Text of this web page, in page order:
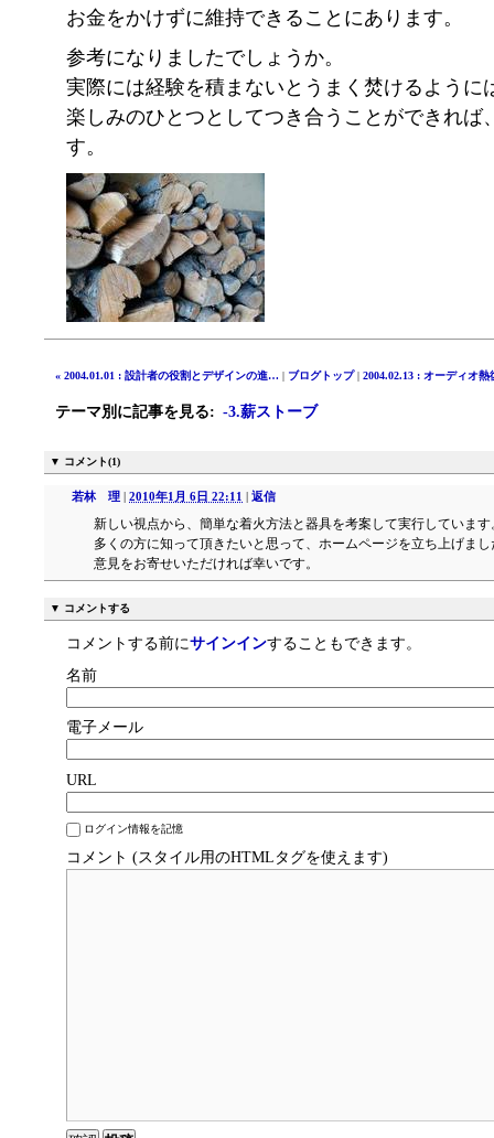
お金をかけずに維持できることにあります。
参考になりましたでしょうか。
実際には経験を積まないとうまく焚けるように
楽しみのひとつとしてつき合うことができれば
す。
« 2004.01.01 : 設計者の役割とデザインの進… | ブログトップ| 2004.02.13 : オーディオ
テーマ別に記事を見る: -3.薪ストーブ
▼ コメント(1)
若林 理 | 2010年1月 6日 22:11 | 返信
新しい視点から、簡単な着火方法と器具を考案して実行しています
多くの方に知って頂きたいと思って、ホームページを立ち上げま
意見をお寄せいただければ幸いです。
▼ コメントする
コメントする前にサインインすることもできます。
名前
電子メール
URL
ログイン情報を記憶
コメント (スタイル用のHTMLタグを使えます)